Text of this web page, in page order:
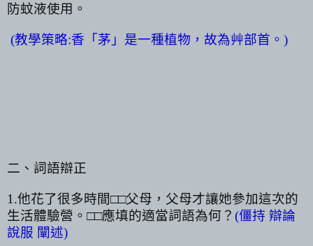
防蚊液使用。
(教學策略:香「茅」是一種植物，故為艸部首 。 )
二、詞語辯正
1.他花了很多時間□□父母，父母才讓她參加這次的
生活體驗營。□□應填的適當詞語為何？ (僵持 辯論
說服 闡述)